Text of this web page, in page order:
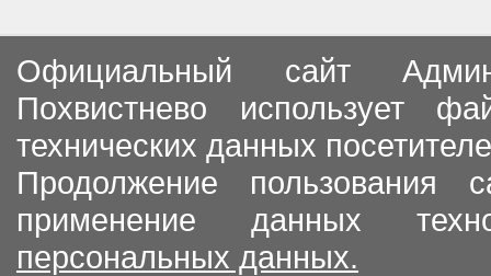
Официальный сайт
Похвистнево использует
технических данных
Продолжение пользования
применение данных
персональных данных.